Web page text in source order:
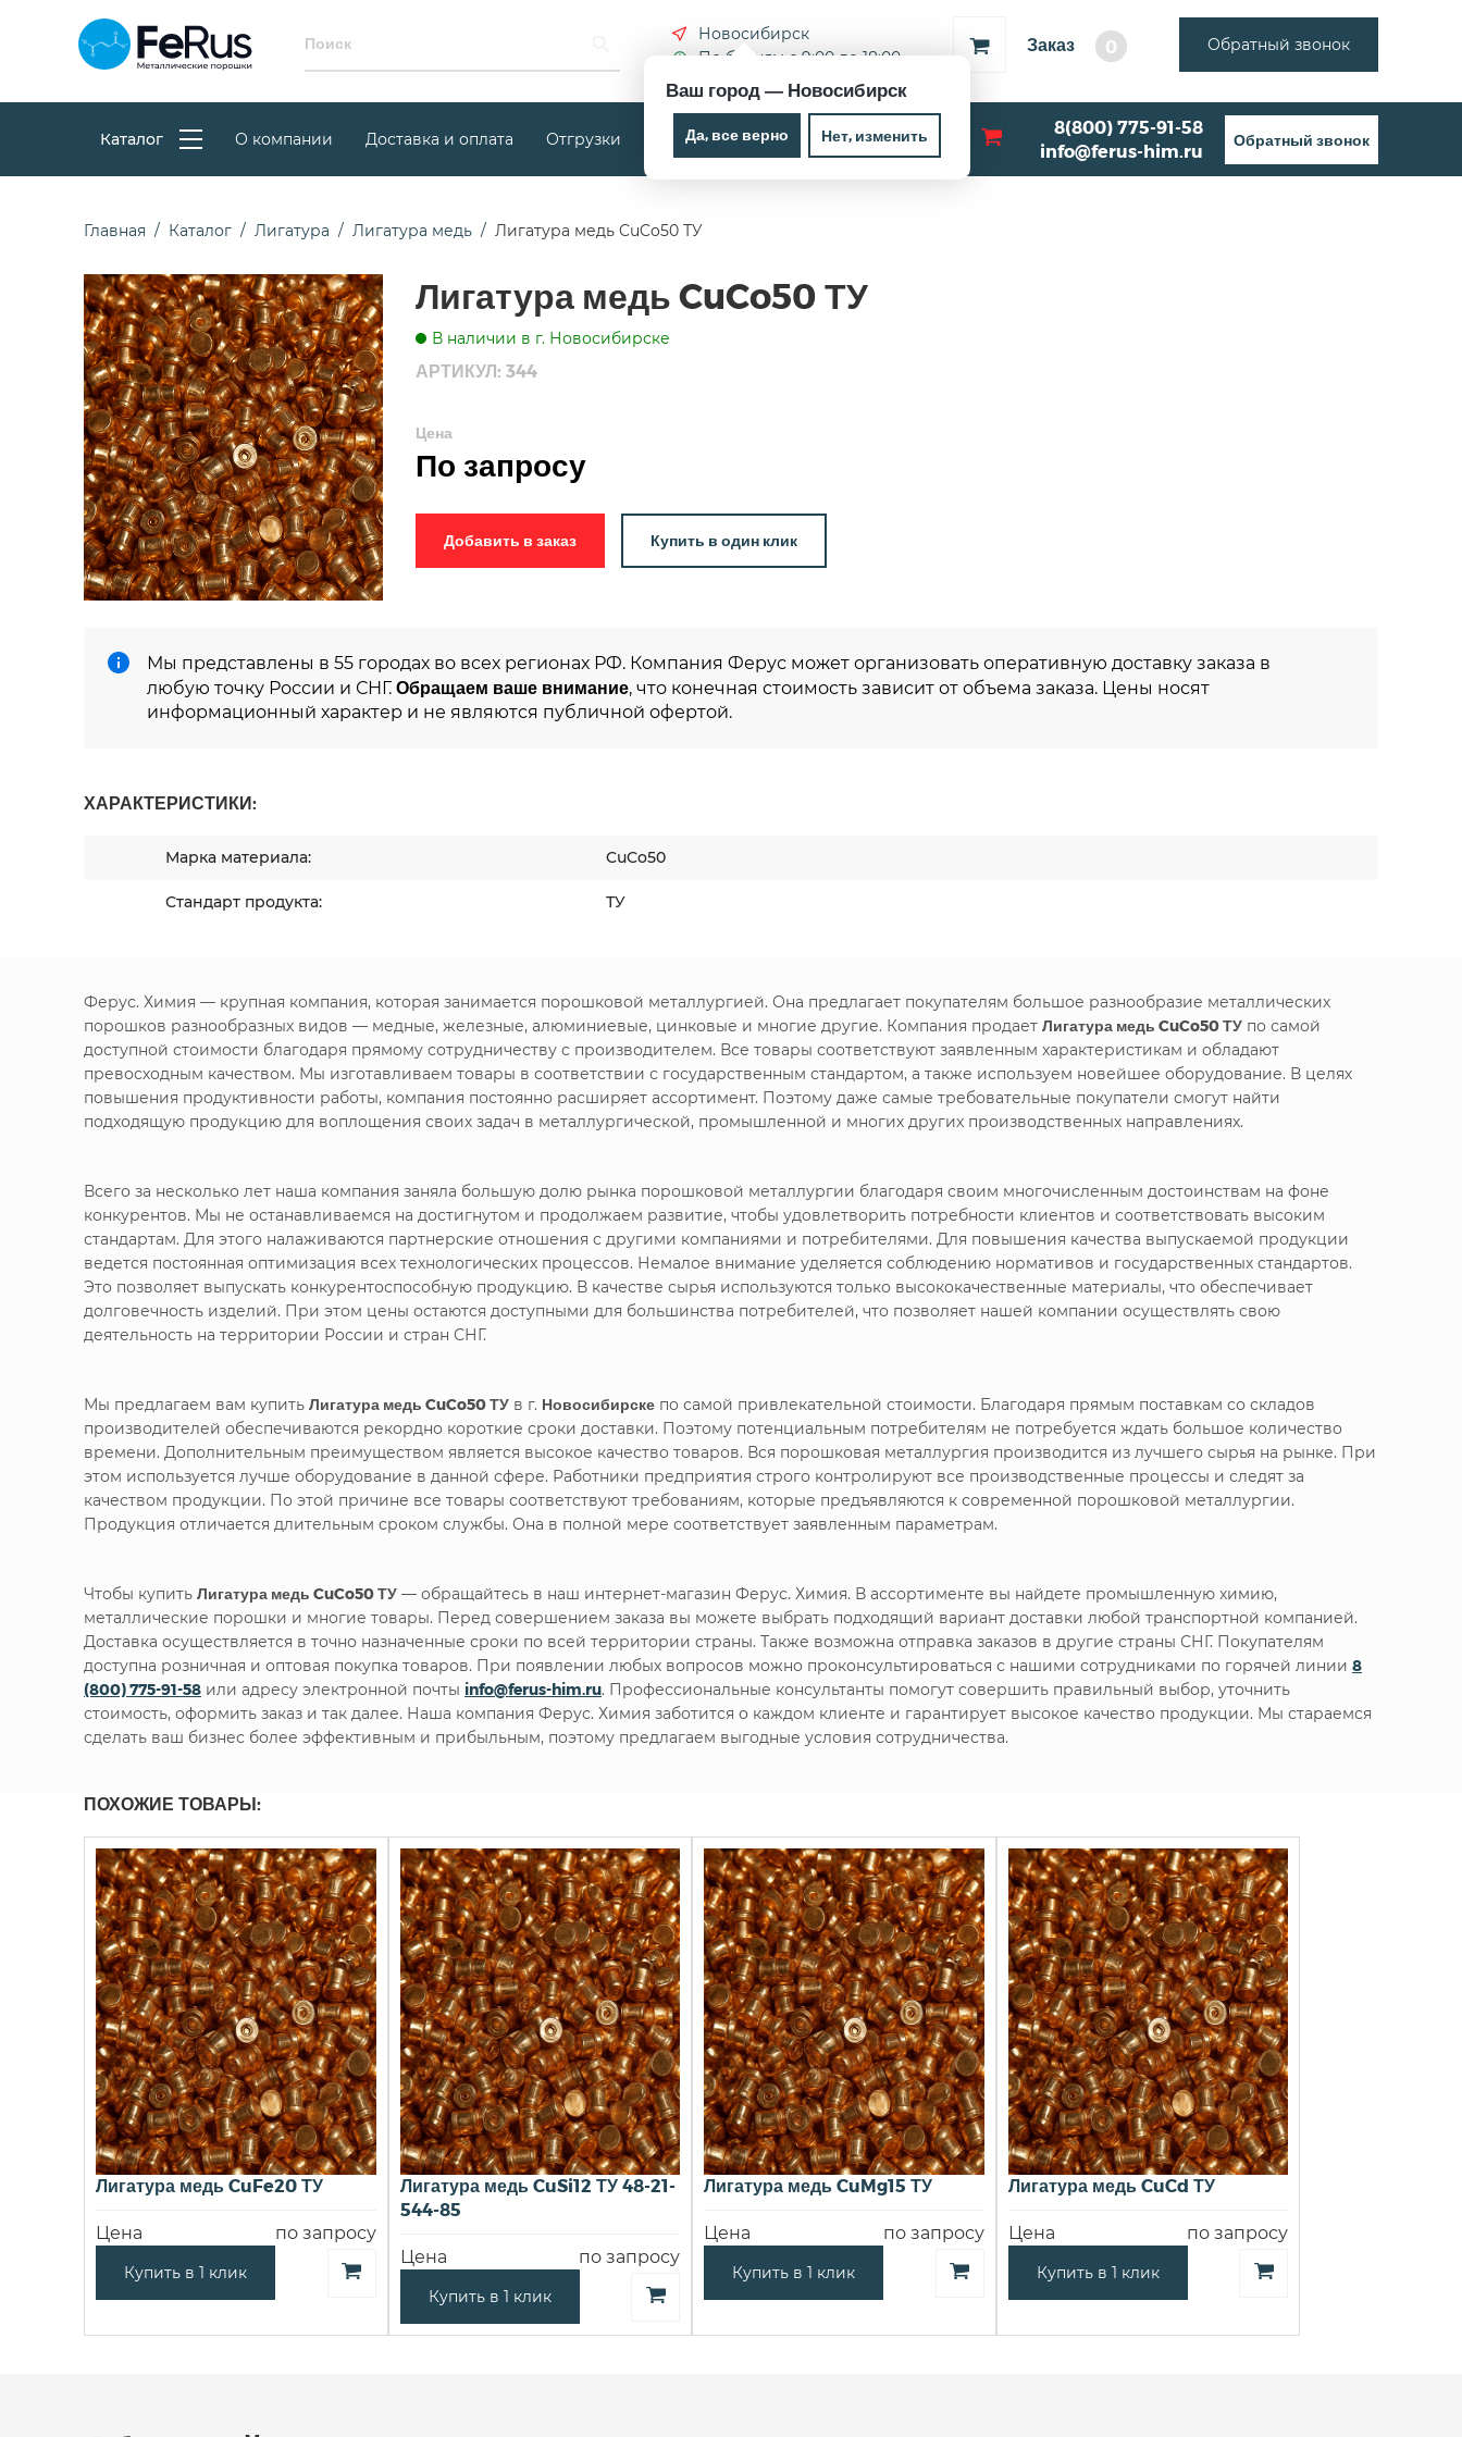
Новосибирск
Ваш город — Новосибирск
Да, все верно Нет, изменить
По будням с 9:00 до 18:00
Заказ 0 Обратный звонок
Каталог О компании Доставка и оплата Отгрузки Новости Контакты
8(800) 775-91-58
info@ferus-him.ru
Обратный звонок
Главная Каталог Лигатура Лигатура медь Лигатура медь CuCo50 ТУ
Лигатура медь CuCo50 ТУ
В наличии в г. Новосибирске
АРТИКУЛ: 344
Цена
По запросу
Добавить в заказ Купить в один клик
Мы представлены в 55 городах во всех регионах РФ. Компания Ферус может организовать оперативную доставку заказа в
любую точку России и СНГ. Обращаем ваше внимание, что конечная стоимость зависит от объема заказа. Цены носят
информационный характер и не являются публичной офертой.
ХАРАКТЕРИСТИКИ:
Марка материала: CuCo50
Стандарт продукта: ТУ
Ферус. Химия — крупная компания, которая занимается порошковой металлургией. Она предлагает покупателям большое разнообразие металлических
порошков разнообразных видов — медные, железные, алюминиевые, цинковые и многие другие. Компания продает Лигатура медь CuCo50 ТУ по самой
доступной стоимости благодаря прямому сотрудничеству с производителем. Все товары соответствуют заявленным характеристикам и обладают
превосходным качеством. Мы изготавливаем товары в соответствии с государственным стандартом, а также используем новейшее оборудование. В целях
повышения продуктивности работы, компания постоянно расширяет ассортимент. Поэтому даже самые требовательные покупатели смогут найти
подходящую продукцию для воплощения своих задач в металлургической, промышленной и многих других производственных направлениях.
Всего за несколько лет наша компания заняла большую долю рынка порошковой металлургии благодаря своим многочисленным достоинствам на фоне
конкурентов. Мы не останавливаемся на достигнутом и продолжаем развитие, чтобы удовлетворить потребности клиентов и соответствовать высоким
стандартам. Для этого налаживаются партнерские отношения с другими компаниями и потребителями. Для повышения качества выпускаемой продукции
ведется постоянная оптимизация всех технологических процессов. Немалое внимание уделяется соблюдению нормативов и государственных стандартов.
Это позволяет выпускать конкурентоспособную продукцию. В качестве сырья используются только высококачественные материалы, что обеспечивает
долговечность изделий. При этом цены остаются доступными для большинства потребителей, что позволяет нашей компании осуществлять свою
деятельность на территории России и стран СНГ.
Мы предлагаем вам купить Лигатура медь CuCo50 ТУ в г. Новосибирске по самой привлекательной стоимости. Благодаря прямым поставкам со складов
производителей обеспечиваются рекордно короткие сроки доставки. Поэтому потенциальным потребителям не потребуется ждать большое количество
времени. Дополнительным преимуществом является высокое качество товаров. Вся порошковая металлургия производится из лучшего сырья на рынке. При
этом используется лучше оборудование в данной сфере. Работники предприятия строго контролируют все производственные процессы и следят за
качеством продукции. По этой причине все товары соответствуют требованиям, которые предъявляются к современной порошковой металлургии.
Продукция отличается длительным сроком службы. Она в полной мере соответствует заявленным параметрам.
Чтобы купить Лигатура медь CuCo50 ТУ — обращайтесь в наш интернет-магазин Ферус. Химия. В ассортименте вы найдете промышленную химию,
металлические порошки и многие товары. Перед совершением заказа вы можете выбрать подходящий вариант доставки любой транспортной компанией.
Доставка осуществляется в точно назначенные сроки по всей территории страны. Также возможна отправка заказов в другие страны СНГ. Покупателям
доступна розничная и оптовая покупка товаров. При появлении любых вопросов можно проконсультироваться с нашими сотрудниками по горячей линии 8
(800) 775-91-58 или адресу электронной почты info@ferus-him.ru. Профессиональные консультанты помогут совершить правильный выбор, уточнить
стоимость, оформить заказ и так далее. Наша компания Ферус. Химия заботится о каждом клиенте и гарантирует высокое качество продукции. Мы стараемся
сделать ваш бизнес более эффективным и прибыльным, поэтому предлагаем выгодные условия сотрудничества.
ПОХОЖИЕ ТОВАРЫ:
Лигатура медь CuFe20 ТУ
Цена по запросу
Купить в 1 клик
Лигатура медь CuSi12 ТУ 48-21-
544-85
Цена по запросу
Купить в 1 клик
Лигатура медь CuMg15 ТУ
Цена по запросу
Купить в 1 клик
Лигатура медь CuCd ТУ
Цена по запросу
Купить в 1 клик